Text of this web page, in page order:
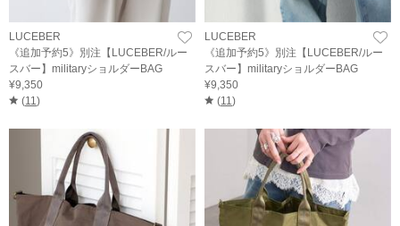
LUCEBER
《追加予約5》別注【LUCEBER/ルー
スバー】militaryショルダーBAG
¥9,350
(11)
LUCEBER
《追加予約5》別注【LUCEBER/ルー
スバー】militaryショルダーBAG
¥9,350
(11)